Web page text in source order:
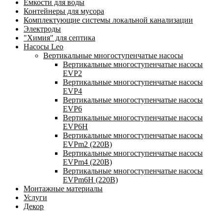
Емкости для воды
Контейнеры для мусора
Комплектующие системы локальной канализации
Электроды
"Химия" для септика
Насосы Leo
Вертикальные многоступенчатые насосы
Вертикальные многоступенчатые насосы
EVP2
Вертикальные многоступенчатые насосы
EVP4
Вертикальные многоступенчатые насосы
EVP6
Вертикальные многоступенчатые насосы
EVP6Н
Вертикальные многоступенчатые насосы
EVPm2 (220В)
Вертикальные многоступенчатые насосы
EVPm4 (220В)
Вертикальные многоступенчатые насосы
EVPm6Н (220В)
Монтажные материалы
Услуги
Декор